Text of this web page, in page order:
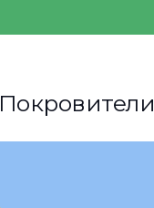
Покровители